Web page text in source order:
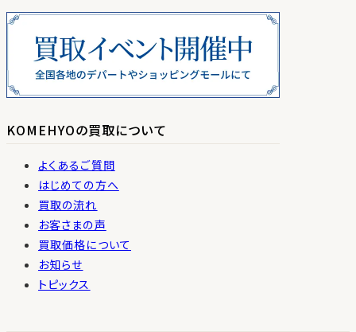
KOMEHYOの買取について
よくあるご質問
はじめての方へ
買取の流れ
お客さまの声
買取価格について
お知らせ
トピックス